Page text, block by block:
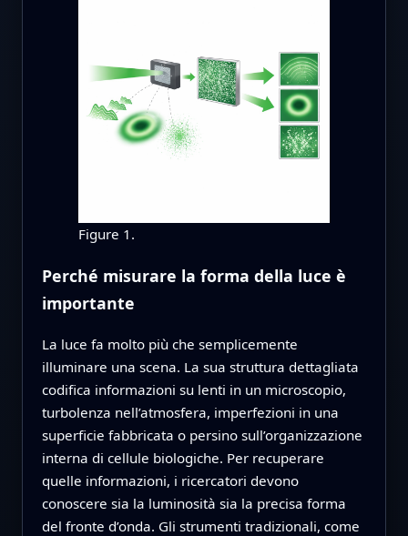
Figure 1.
Perché misurare la forma della luce è
importante
La luce fa molto più che semplicemente
illuminare una scena. La sua struttura dettagliata
codifica informazioni su lenti in un microscopio,
turbolenza nell’atmosfera, imperfezioni in una
superficie fabbricata o persino sull’organizzazione
interna di cellule biologiche. Per recuperare
quelle informazioni, i ricercatori devono
conoscere sia la luminosità sia la precisa forma
del fronte d’onda. Gli strumenti tradizionali, come